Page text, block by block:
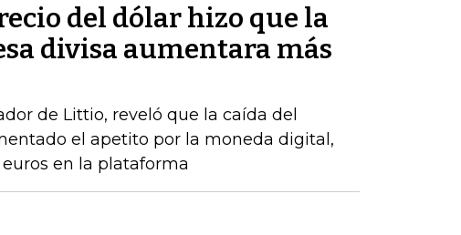
del dólar hizo que la
divisa aumentara más
de Littio, reveló que la caída del
el apetito por la moneda digital,
en la plataforma